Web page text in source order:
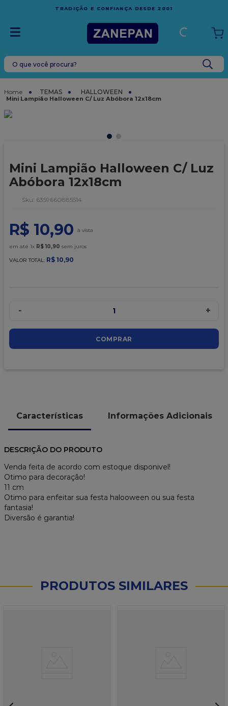
FRETE GRÁTIS
ESPÍRITO SANTO
O que você procura?
TEMAS HALLOWEEN
Mini Lampião Halloween C/ Luz Abóbora 12x18cm
Mini Lampião Halloween C/ Luz
Abóbora 12x18cm
: 6359660885514
R$ 10,90
em até 1x R$ 10,90 sem juros
VALOR TOTAL: R$ 10,90
- 1 +
COMPRAR
Características Informações Adicionais
DESCRIÇÃO DO PRODUTO
Venda feita de acordo com estoque disponivel!
Otimo para decoração!
11 cm
Otimo para enfeitar sua festa halooween ou sua festa
fantasia!
Diversão é garantia!
PRODUTOS SIMILARES
TERMOS MAIS BUSCADOS
leite condensado
6 º
granulado
9º
caixa kraft
10º chocolate